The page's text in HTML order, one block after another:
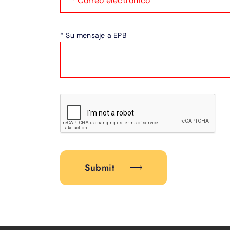
* Su mensaje a EPB
Submit